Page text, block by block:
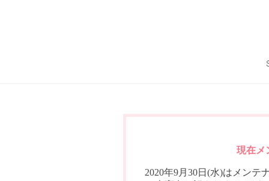
現在メ
2020年9月30日(水)はメンテ